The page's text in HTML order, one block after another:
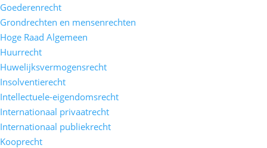
Goederenrecht
Grondrechten en mensenrechten
Hoge Raad Algemeen
Huurrecht
Huwelijksvermogensrecht
Insolventierecht
Intellectuele-eigendomsrecht
Internationaal privaatrecht
Internationaal publiekrecht
Kooprecht